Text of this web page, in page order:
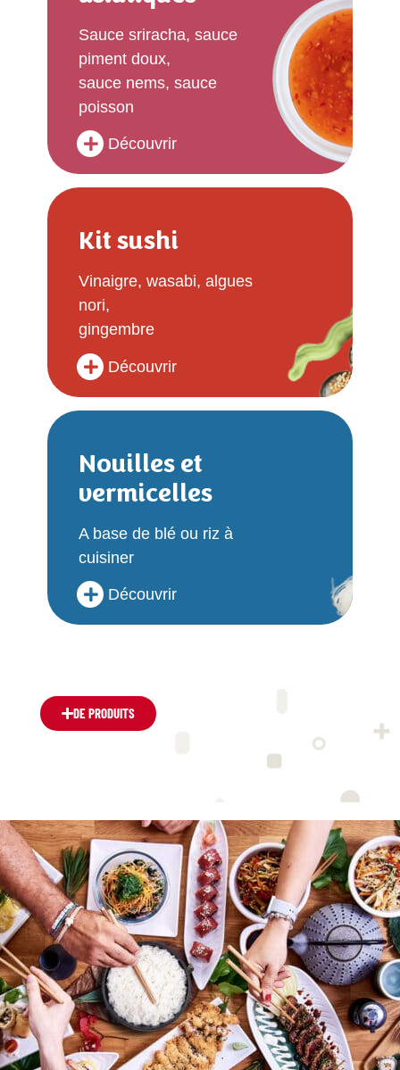
Kit sushi
Vinaigre, wasabi, algues
nori,
gingembre
Découvrir
Nouilles et
vermicelles
A base de blé ou riz à
cuisiner
Découvrir
Sauce sriracha, sauce
piment doux,
sauce nems, sauce
poisson
Découvrir
DE PRODUITS